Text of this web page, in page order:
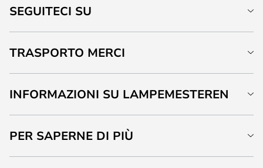
SEGUITECI SU
TRASPORTO MERCI
INFORMAZIONI SU LAMPEMESTEREN
PER SAPERNE DI PIÙ